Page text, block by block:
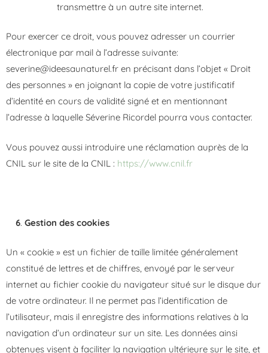
transmettre à un autre site internet.
Pour exercer ce droit, vous pouvez adresser un courrier
électronique par mail à l’adresse suivante:
severine@ideesaunaturel.fr en précisant dans l’objet « Droit
des personnes » en joignant la copie de votre justificatif
d’identité en cours de validité signé et en mentionnant
l’adresse à laquelle Séverine Ricordel pourra vous contacter.
Vous pouvez aussi introduire une réclamation auprès de la
CNIL sur le site de la CNIL : https://www.cnil.fr
6. Gestion des cookies
Un « cookie » est un fichier de taille limitée généralement
constitué de lettres et de chiffres, envoyé par le serveur
internet au fichier cookie du navigateur situé sur le disque dur
de votre ordinateur. Il ne permet pas l’identification de
l’utilisateur, mais il enregistre des informations relatives à la
navigation d’un ordinateur sur un site. Les données ainsi
obtenues visent à faciliter la navigation ultérieure sur le site, et